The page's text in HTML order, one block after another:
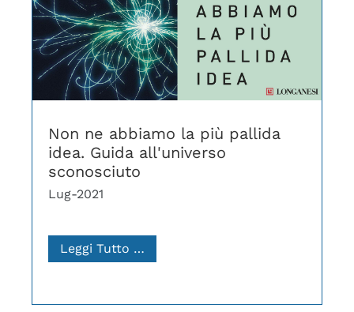
Non ne abbiamo la più pallida
idea. Guida all'universo
sconosciuto
Lug-2021
Leggi Tutto …